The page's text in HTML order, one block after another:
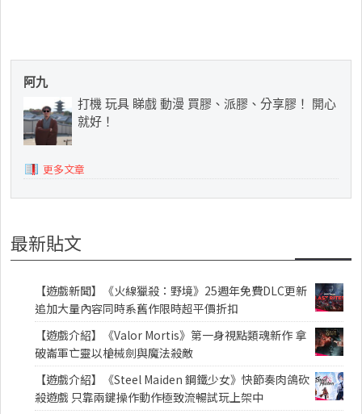
阿九
打機 玩具 睇戲 動漫 買膠、派膠、分享膠！ 開心
就好！
更多文章
最新貼文
【遊戲新聞】《火線獵殺：野境》25週年免費DLC更新
追加大量內容同時系舊作限時超平價折扣
【遊戲介紹】《Valor Mortis》第一身視點類魂新作 拿
破崙軍亡靈以槍械劍與魔法殺敵
【遊戲介紹】《Steel Maiden 鋼鐵少女》快節奏肉鴿砍
殺遊戲 只靠兩鍵操作動作極致流暢試玩上架中